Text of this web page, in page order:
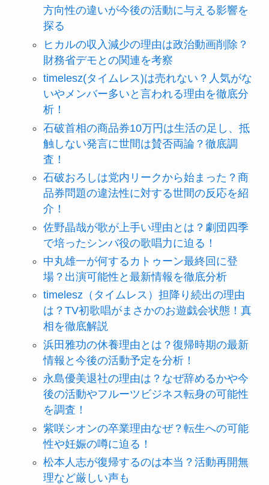
方向性の違いが今後の活動に与える影響を
探る
ヒカルの収入減少の理由は政治動画削除？
財務省デモとの関連を考察
timelesz(タイムレス)は売れない？人気がな
いやメンバー多いと言われる理由を徹底分
析！
石破首相の商品券10万円は生活の足し、抵
触しない発言に世間は賛否両論？徹底調
査！
石破おろしは党内リークから始まった？商
品券問題の違法性に対する世間の反応を紹
介！
佐野晶哉が歌が上手い理由とは？劇団四季
で培ったシンバ役の歌唱力に迫る！
中丸雄一が何するカトゥーン最終回に登
場？出演可能性と最新情報を徹底分析
timelesz（タイムレス）担降り続出の理由
は？TV初歌唱がまさかのお遊戯会状態！真
相を徹底解説
浜田雅功の休養理由とは？復帰時期の最新
情報と今後の活動予定を分析！
永島優美退社の理由は？なぜ辞めるかや今
後の活動やフルーツビジネス転身の可能性
を調査！
紫咲シオンの卒業理由なぜ？転生への可能
性や妊娠の噂に迫る！
松本人志が復帰するのは本当？活動再開無
理など厳しい声も